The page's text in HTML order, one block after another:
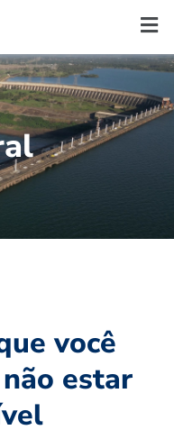
al
você
estar